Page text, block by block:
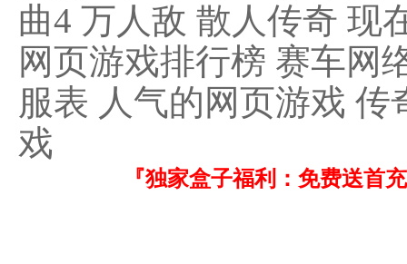
曲4 万人敌 散人传奇 现
网页游戏排行榜 赛车网
服表 人气的网页游戏
戏
『独家盒子福利：免费送首